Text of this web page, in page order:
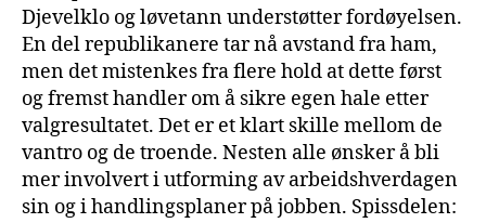
Djevelklo og løvetann understøtter fordøyelsen.
En del republikanere tar nå avstand fra ham,
men det mistenkes fra flere hold at dette først
og fremst handler om å sikre egen hale etter
valgresultatet. Det er et klart skille mellom de
vantro og de troende. Nesten alle ønsker å bli
mer involvert i utforming av arbeidshverdagen
sin og i handlingsplaner på jobben. Spissdelen: